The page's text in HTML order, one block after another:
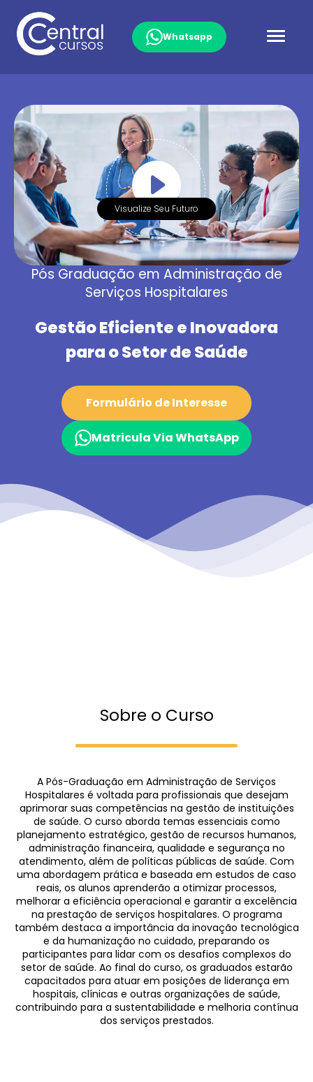
Whatsapp
Pós Graduação em Administração de
Serviços Hospitalares
Gestão Eficiente e Inovadora
para o Setor de Saúde
Formulário de Interesse
Matricula Via WhatsApp
Visualize Seu Futuro
Sobre o Curso
A Pós-Graduação em Administração de Serviços
Hospitalares é voltada para profissionais que desejam
aprimorar suas competências na gestão de instituições
de saúde. O curso aborda temas essenciais como
planejamento estratégico, gestão de recursos humanos,
administração financeira, qualidade e segurança no
atendimento, além de políticas públicas de saúde. Com
uma abordagem prática e baseada em estudos de caso
reais, os alunos aprenderão a otimizar processos,
melhorar a eficiência operacional e garantir a excelência
na prestação de serviços hospitalares. O programa
também destaca a importância da inovação tecnológica
e da humanização no cuidado, preparando os
participantes para lidar com os desafios complexos do
setor de saúde. Ao final do curso, os graduados estarão
capacitados para atuar em posições de liderança em
hospitais, clínicas e outras organizações de saúde,
contribuindo para a sustentabilidade e melhoria contínua
dos serviços prestados.